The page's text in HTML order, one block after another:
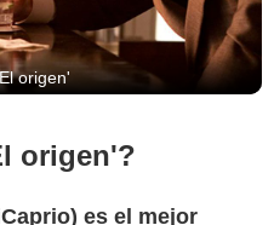
origen'
origen'?
es el mejor